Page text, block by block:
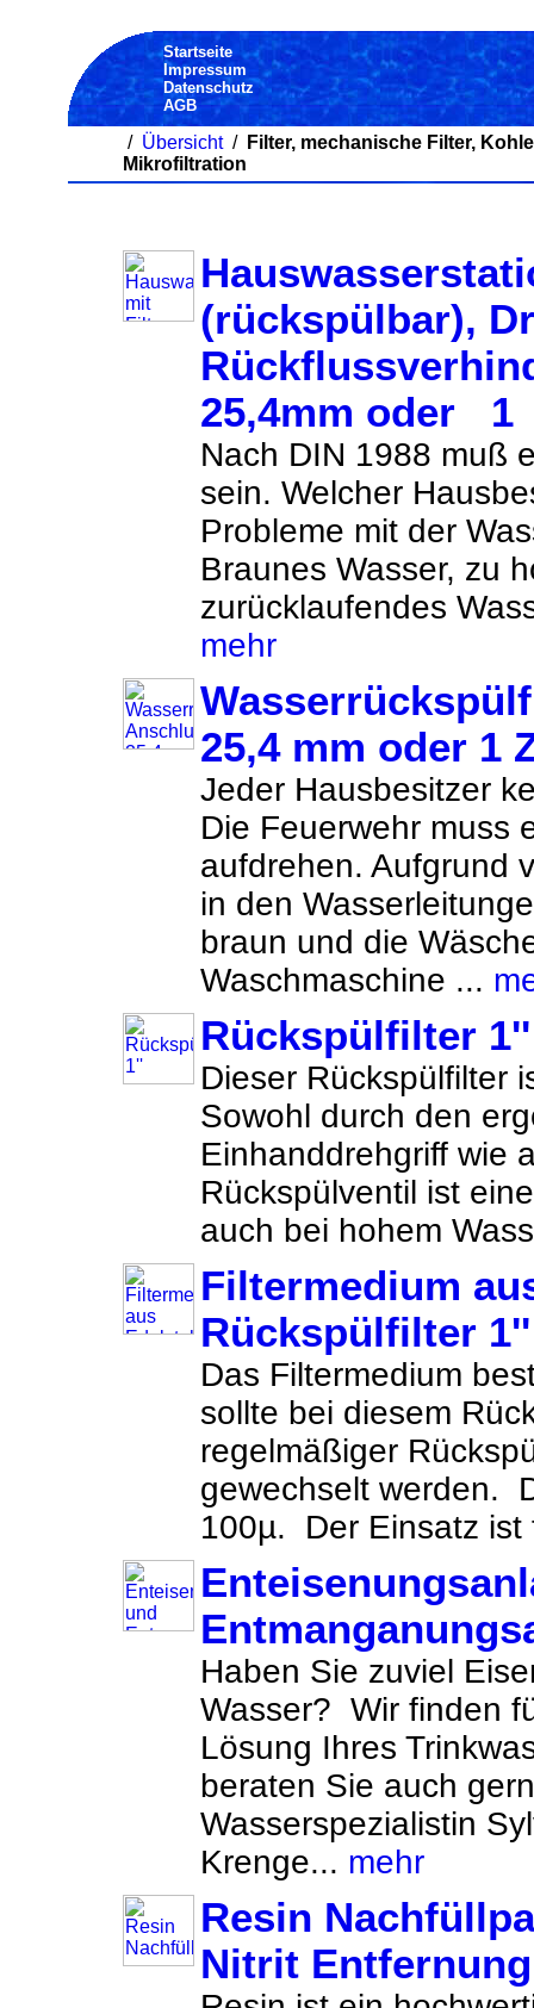
Startseite
Impressum
Datenschutz
AGB
/ Übersicht/ Filter, mechanische Filter,
Mikrofiltration
(rückspülbar),
25,4mm oder 1
Nach DIN 1988 muß
sein. Welcher
Probleme mit der
Braunes Wasser, zu
zurücklaufendes
mehr
25,4 mm oder 1
Jeder Hausbesitzer
Die Feuerwehr muss
aufdrehen. Aufgrund
in den
braun und die
Waschmaschine ...
Rückspülfilter 1''
Dieser Rückspülfilter
Sowohl durch den
Einhanddrehgriff wie
Rückspülventil ist
auch bei hohem
Filtermedium
Rückspülfilter 1''
Das Filtermedium
sollte bei diesem
regelmäßiger
gewechselt werden.
100µ. Der Einsatz
Haben Sie zuviel
Wasser? Wir finden
Lösung Ihres
beraten Sie auch
Wasserspezialistin
Krenge... mehr
Resin
Nitrit Entfernung